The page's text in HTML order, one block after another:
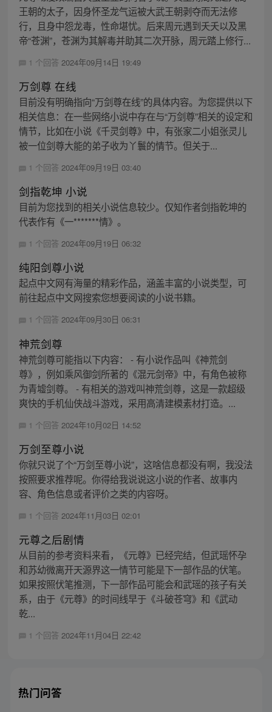
王朝的太子，因身怀圣龙气运被大武王朝剥夺而无法修
行，且身中怨龙毒，性命堪忧。后来周元遇到夭夭以及黑
帝“苍渊”，苍渊为其解毒并助其二次开脉，周元踏上修行...
1 个回答 2024年09月14日 19:49
万剑尊 在线
目前没有明确指向“万剑尊在线”的具体内容。为您提供以下
相关信息：在一些网络小说中存在与“万剑尊”相关的设定和
情节，比如在小说《千灵剑尊》中，有张家二小姐张灵儿
被一位剑尊大能的弟子收为丫鬟的情节。但关于...
1 个回答 2024年09月19日 03:40
剑指乾坤 小说
目前为您找到的相关小说信息较少。仅知作者剑指乾坤的
代表作有《一*******情》。
1 个回答 2024年09月19日 06:32
纯阳剑尊小说
起点中文网有海量的精彩作品，涵盖丰富的小说类型，可
前往起点中文网搜索您想要阅读的小说书籍。
1 个回答 2024年09月30日 06:31
神荒剑尊
神荒剑尊可能指以下内容： - 有小说作品叫《神荒剑
尊》，例如乘风御剑所著的《混元剑帝》中，有角色被称
为青墟剑尊。 - 有相关的游戏叫神荒剑尊，这是一款超级
爽快的手机仙侠战斗游戏，采用高清建模素材打造。...
1 个回答 2024年10月02日 14:52
万剑至尊小说
你就只说了个“万剑至尊小说”，这啥信息都没有啊，我没法
按照要求推荐呢。你得给我说说这小说的作者、故事内
容、角色信息或者评价之类的内容呀。
1 个回答 2024年11月03日 02:01
元尊之后剧情
从目前的参考资料来看，《元尊》已经完结，但武瑶怀孕
和苏幼微离开天源界这一情节可能是下一部作品的伏笔。
如果按照伏笔推测，下一部作品可能会和武瑶的孩子有关
系，由于《元尊》的时间线早于《斗破苍穹》和《武动
乾...
1 个回答 2024年11月04日 22:42
热门问答